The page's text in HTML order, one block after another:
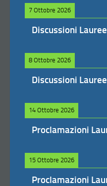
7 Ottobre 2026
Discussioni
8 Ottobre 2026
Discussioni
14 Ottobre 2026
Proclamazioni
15 Ottobre 2026
Proclamazioni